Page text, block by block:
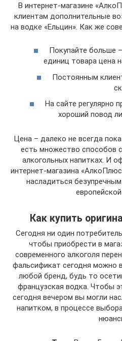
В интернет-магазине
клиентам дополнительные
на водке «Ельцин». Как же
Покупайте больше
единиц товара цена
Постоянным
На сайте регулярно
хороший повод
Цена – далеко не всегда
есть множество способов
алкогольных напитках. И
интернет-магазина
насладиться
Как купить
Сегодня ни один
чтобы приобрести в
современного алкоголя
фальсификат сегодня можно
любой бренд, будь то
французская водка. Чтобы
сегодня вечером вы могли
напитком, в процессе